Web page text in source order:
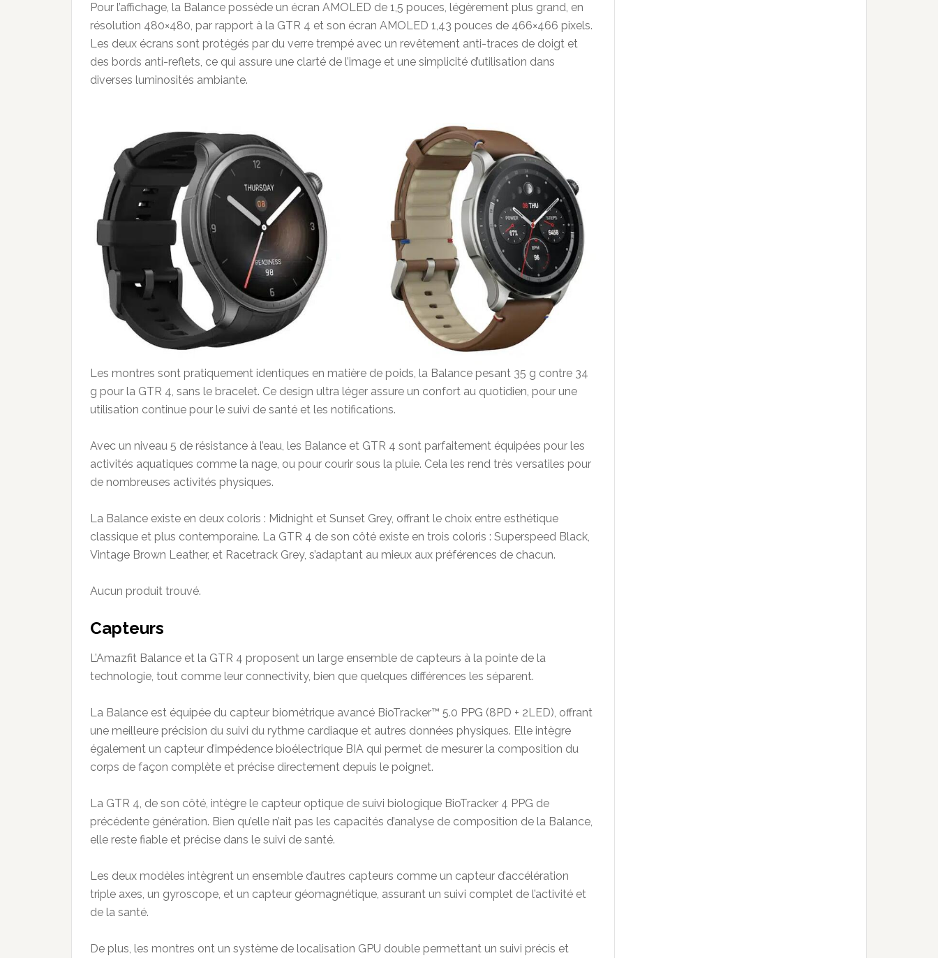
Pour l’affichage, la Balance possède un écran AMOLED de 1,5 pouces, légèrement plus grand, en
résolution 480×480, par rapport à la GTR 4 et son écran AMOLED 1,43 pouces de 466×466 pixels.
Les deux écrans sont protégés par du verre trempé avec un revêtement anti-traces de doigt et
des bords anti-reflets, ce qui assure une clarté de l’image et une simplicité d’utilisation dans
diverses luminosités ambiante.
Les montres sont pratiquement identiques en matière de poids, la Balance pesant 35 g contre 34
g pour la GTR 4, sans le bracelet. Ce design ultra léger assure un confort au quotidien, pour une
utilisation continue pour le suivi de santé et les notifications.
Avec un niveau 5 de résistance à l’eau, les Balance et GTR 4 sont parfaitement équipées pour les
activités aquatiques comme la nage, ou pour courir sous la pluie. Cela les rend très versatiles pour
de nombreuses activités physiques.
La Balance existe en deux coloris : Midnight et Sunset Grey, offrant le choix entre esthétique
classique et plus contemporaine. La GTR 4 de son côté existe en trois coloris : Superspeed Black,
Vintage Brown Leather, et Racetrack Grey, s’adaptant au mieux aux préférences de chacun.
Aucun produit trouvé.
Capteurs
L’Amazfit Balance et la GTR 4 proposent un large ensemble de capteurs à la pointe de la
technologie, tout comme leur connectivity, bien que quelques différences les séparent.
La Balance est équipée du capteur biométrique avancé BioTracker™ 5.0 PPG (8PD + 2LED), offrant
une meilleure précision du suivi du rythme cardiaque et autres données physiques. Elle intègre
également un capteur d’impédence bioélectrique BIA qui permet de mesurer la composition du
corps de façon complète et précise directement depuis le poignet.
La GTR 4, de son côté, intègre le capteur optique de suivi biologique BioTracker 4 PPG de
précédente génération. Bien qu’elle n’ait pas les capacités d’analyse de composition de la Balance,
elle reste fiable et précise dans le suivi de santé.
Les deux modèles intègrent un ensemble d’autres capteurs comme un capteur d’accélération
triple axes, un gyroscope, et un capteur géomagnétique, assurant un suivi complet de l’activité et
de la santé.
De plus, les montres ont un système de localisation GPU double permettant un suivi précis et